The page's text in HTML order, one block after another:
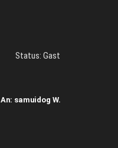
Status: Gast
An: samuidog W.